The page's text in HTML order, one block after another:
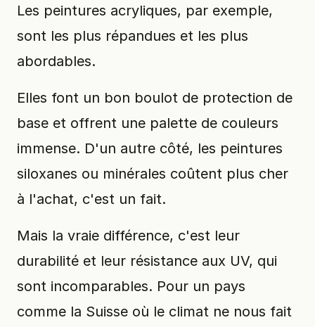
Les peintures acryliques, par exemple,
sont les plus répandues et les plus
abordables.
Elles font un bon boulot de protection de
base et offrent une palette de couleurs
immense. D'un autre côté, les peintures
siloxanes ou minérales coûtent plus cher
à l'achat, c'est un fait.
Mais la vraie différence, c'est leur
durabilité et leur résistance aux UV, qui
sont incomparables. Pour un pays
comme la Suisse où le climat ne nous fait